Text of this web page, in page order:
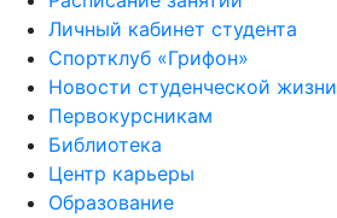
Личный кабинет студента
Спортклуб «Грифон»
Новости студенческой жизни
Первокурсникам
Библиотека
Центр карьеры
Образование